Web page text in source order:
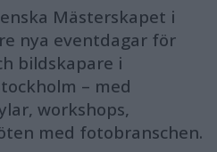
Mästerskapet i
nya eventdagar för
bildskapare i
– med
workshops,
med fotobranschen.